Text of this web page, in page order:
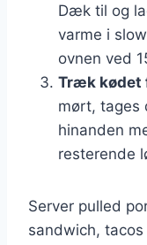
Dæk til og
varme i
ovnen ved
Træk kødet
mørt, tages
hinanden
resterende
Server pulled
sandwich,